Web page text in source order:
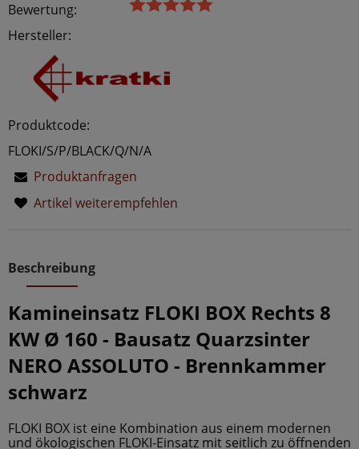
Bewertung:
Hersteller:
Produktcode:
FLOKI/S/P/BLACK/Q/N/A
Produktanfragen
Artikel weiterempfehlen
Beschreibung
Kamineinsatz FLOKI BOX Rechts 8
KW Ø 160 - Bausatz Quarzsinter
NERO ASSOLUTO - Brennkammer
schwarz
FLOKI BOX ist eine Kombination aus einem modernen
und ökologischen FLOKI-Einsatz mit seitlich zu öffnenden